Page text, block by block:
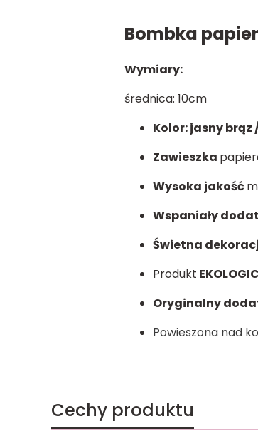
Bombka
Wymiary:
średnica: 10cm
Kolor: jasny brąz
Zawieszka
Wysoka jakość
Wspaniały
Świetna
Produkt
Oryginalny
Powieszona nad
Cechy produktu